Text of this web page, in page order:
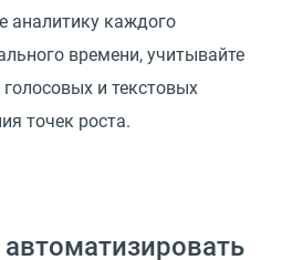
аналитику каждого
времени, учитывайте
и текстовых
точек роста.